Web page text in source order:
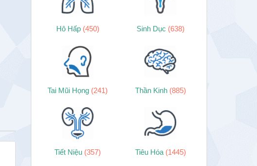
Hô Hấp (450) Sinh Dục (638)
Tai Mũi Họng (241) Thần Kinh (885)
Tiết Niệu (357) Tiêu Hóa (1445)